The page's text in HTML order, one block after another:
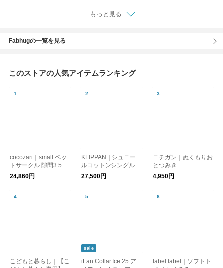
もっと見る
Fabhugの一覧を見る
このストアの人気アイテムランキング
cocozari｜small ペッ
トサークル 隙間3.5cm
160×80cm 仕切りタイ
24,860円
KLIPPAN｜シュニー
ルコットンシングルブ
ランケット キャンデ
ィー 140cm×200cm
27,500円
ニチガン｜ぬくもりお
とつみき
4,950円
こどもと暮らし｜【こ
sale
iFan Collar Ice 25 ア
label label｜ソフトト